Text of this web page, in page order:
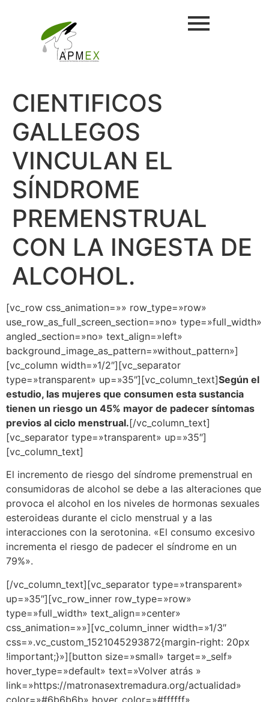
CIENTIFICOS
GALLEGOS
VINCULAN EL
SÍNDROME
PREMENSTRUAL
CON LA INGESTA DE
ALCOHOL.
[vc_row css_animation=»» row_type=»row»
use_row_as_full_screen_section=»no» type=»full_width»
angled_section=»no» text_align=»left»
background_image_as_pattern=»without_pattern»]
[vc_column width=»1/2″][vc_separator
type=»transparent» up=»35″][vc_column_text]Según el
estudio, las mujeres que consumen esta sustancia
tienen un riesgo un 45% mayor de padecer síntomas
previos al ciclo menstrual.[/vc_column_text]
[vc_separator type=»transparent» up=»35″]
[vc_column_text]
El incremento de riesgo del síndrome premenstrual en
consumidoras de alcohol se debe a las alteraciones que
provoca el alcohol en los niveles de hormonas sexuales
esteroideas durante el ciclo menstrual y a las
interacciones con la serotonina. «El consumo excesivo
incrementa el riesgo de padecer el síndrome en un
79%».
[/vc_column_text][vc_separator type=»transparent»
up=»35″][vc_row_inner row_type=»row»
type=»full_width» text_align=»center»
css_animation=»»][vc_column_inner width=»1/3″
css=».vc_custom_1521045293872{margin-right: 20px
!important;}»][button size=»small» target=»_self»
hover_type=»default» text=»Volver atrás »
link=»https://matronasextremadura.org/actualidad»
color=»#6b6b6b» hover_color=»#ffffff»